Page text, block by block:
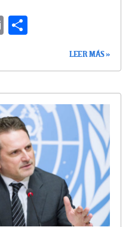
E
ar
tir
LEER MÁS »